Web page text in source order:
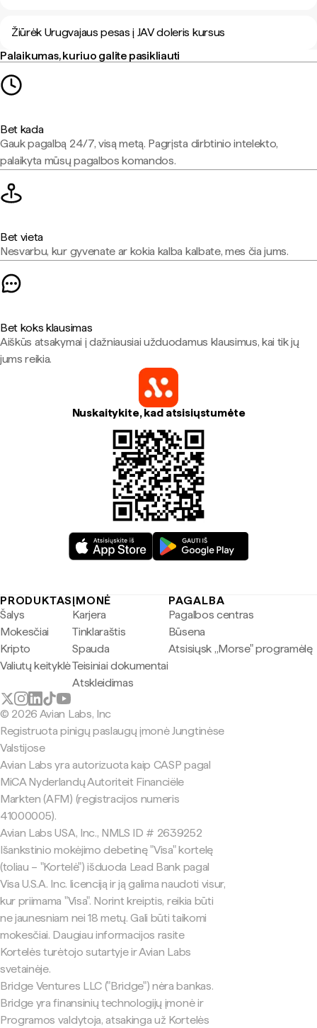
Žiūrėk Urugvajaus pesas į JAV doleris kursus
Palaikumas, kuriuo galite pasikliauti
Bet kada
Gauk pagalbą 24/7, visą metą. Pagrįsta dirbtinio intelekto,
palaikyta mūsų pagalbos komandos.
Bet vieta
Nesvarbu, kur gyvenate ar kokia kalba kalbate, mes čia jums.
Bet koks klausimas
Aiškūs atsakymai į dažniausiai užduodamus klausimus, kai tik jų
jums reikia.
Nuskaitykite, kad atsisiųstumėte
PRODUKTAS
Šalys
Mokesčiai
Kripto
Valiutų keityklė
ĮMONĖ
Karjera
Tinklaraštis
Spauda
Teisiniai dokumentai
Atskleidimas
PAGALBA
Pagalbos centras
Būsena
Atsisiųsk „Morse" programėlę
© 2026 Avian Labs, Inc
Registruota pinigų paslaugų įmonė Jungtinėse
Valstijose
Avian Labs yra autorizuota kaip CASP pagal
MiCA Nyderlandų Autoriteit Financiële
Markten (AFM) (registracijos numeris
41000005).
Avian Labs USA, Inc., NMLS ID # 2639252
Išankstinio mokėjimo debetinę "Visa" kortelę
(toliau – "Kortelė") išduoda Lead Bank pagal
Visa U.S.A. Inc. licenciją ir ją galima naudoti visur,
kur priimama "Visa". Norint kreiptis, reikia būti
ne jaunesniam nei 18 metų. Gali būti taikomi
mokesčiai. Daugiau informacijos rasite
Kortelės turėtojo sutartyje ir Avian Labs
svetainėje.
Bridge Ventures LLC ("Bridge") nėra bankas.
Bridge yra finansinių technologijų įmonė ir
Programos valdytoja, atsakinga už Kortelės